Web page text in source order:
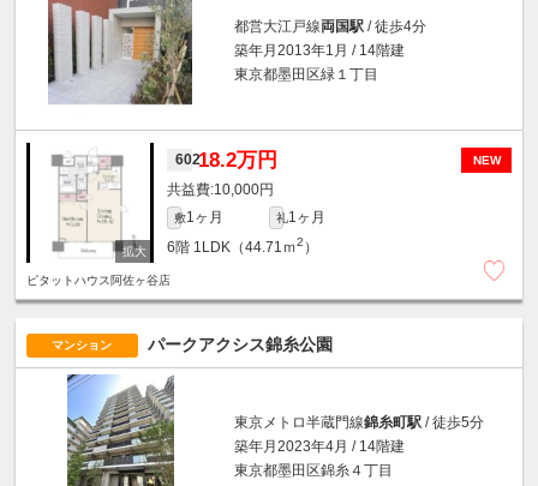
都営大江戸線両国駅 / 徒歩4分
築年月2013年1月 / 14階建
東京都墨田区緑１丁目
NEW
60218.2万円
10,000円
敷1ヶ月 礼1ヶ月
6階 1LDK（44.71ｍ2 ）
ピタットハウス阿佐ヶ谷店
マンション パークアクシス錦糸公園
東京メトロ半蔵門線錦糸町駅 / 徒歩5分
築年月2023年4月 / 14階建
東京都墨田区錦糸４丁目